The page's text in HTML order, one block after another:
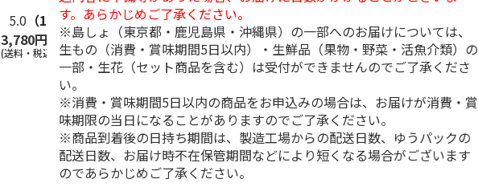
5.0 （1）
3,780円
(送料・税込)
4,350円
(送料・税込)
5.0（1）
3,600円
(送料・税込)
2,500円
(送料・税込)
2,490円
(送料・税込)
す。あらかじめご了承ください。
※島しょ（東京都・鹿児島県・沖縄県）の一部へのお届けについては、
生もの（消費・賞味期間5日以内）・生鮮品（果物・野菜・活魚介類）の
一部・生花（セット商品を含む）は受付ができませんのでご了承くださ
い。
※消費・賞味期間5日以内の商品をお申込みの場合は、お届けが消費・賞
味期限の当日になることがありますのでご了承ください。
※商品到着後の日持ち期間は、製造工場からの配送日数、ゆうパックの
配送日数、お届け時不在保管期間などにより短くなる場合がございます
のであらかじめご了承ください。